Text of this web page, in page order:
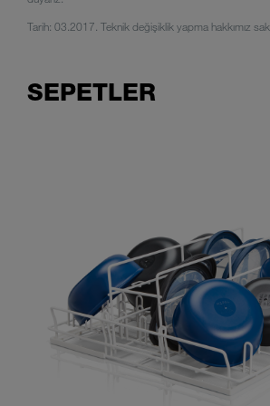
Tarih: 03.2017. Teknik değişiklik yapma hakkımız
SEPETLER